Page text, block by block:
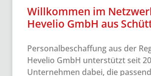
Willkommen im
Hevelio GmbH aus
Personalbeschaffung aus der
Hevelio GmbH unterstützt seit
Unternehmen dabei, die